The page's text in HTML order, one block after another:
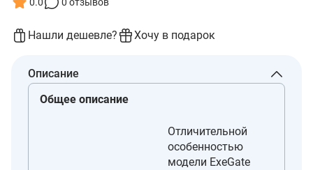
Нашли дешевле? Хочу в подарок
Описание
Общее описание
Отличительной
особенностью
модели ExeGate